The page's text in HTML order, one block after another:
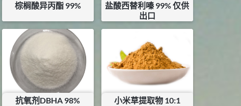
棕榈酸异丙酯 99%
暂无内容
盐酸西替利嗪 99% 仅供
出口
¥3360
抗氧剂DBHA 98% 小米草提取物 10:1